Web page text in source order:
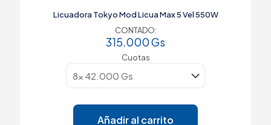
Licuadora Tokyo Mod Licua Max 5 Vel 550W
CONTADO:
315.000Gs
Cuotas
Añadir al carrito